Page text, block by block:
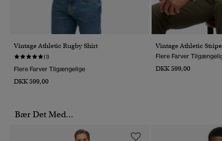
Vintage Athletic Rugby Shirt
(1)
Flere Farver Tilgængelige
DKK 599,00
Vintage Athletic
Flere Farver
DKK 599,00
Bær Det Med...